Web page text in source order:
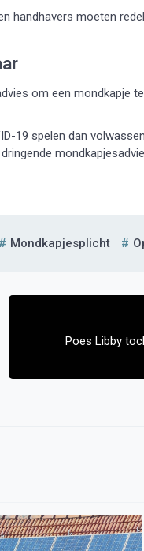
handhavers moeten
om een mondkapje
19 spelen dan
Mondkapjesplicht
Poes Libby